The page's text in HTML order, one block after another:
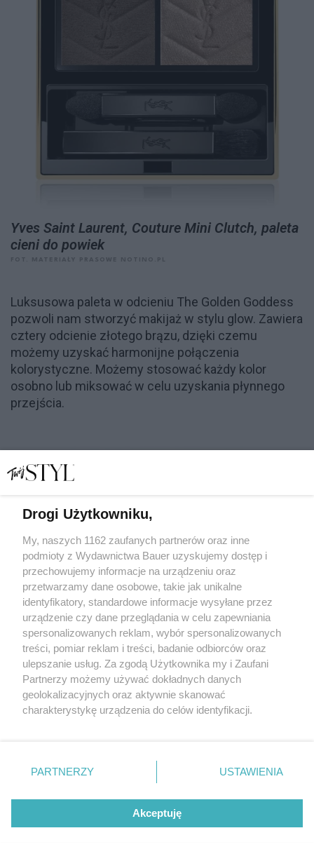
Yves Saint Laurent, Couture Mini Clutch, paleta
cieni do powiek
Luksusowa paleta w odcieniu The Golden Goddess
pozwoli nam stworzyć makijaż w stylu glow. Zawiera
cztery odcienie złotego brązu, dzięki czemu
możemy uzyskać harmonijne połączenia
kolorystyczne. Możemy stosować każdy kolor
osobno lub miksować w celu uzyskania płynnego
przejścia.
Talk, aleta cieni do powiek
Paleta cieni MAC pozwoli nam stworzyć zmysłowe
Drogi Użytkowniku,
My, naszych 1162 zaufanych partnerów oraz inne
podmioty z Wydawnictwa Bauer uzyskujemy dostęp i
przechowujemy informacje na urządzeniu oraz
przetwarzamy dane osobowe, takie jak unikalne
identyfikatory, standardowe informacje wysyłane przez
urządzenie czy dane przeglądania w celu zapewniania
spersonalizowanych reklam, wybór spersonalizowanych
treści, pomiar reklam i treści, badanie odbiorców oraz
ulepszanie usług. Za zgodą Użytkownika my i Zaufani
Partnerzy możemy używać dokładnych danych
geolokalizacyjnych oraz aktywnie skanować
charakterystykę urządzenia do celów identyfikacji.
zmienić/wycofać klikając przycisk ustawień prywatności
znajdujący się w lewym dolnym rogu strony
rodzaje przetwarzania danych nie wymagają zgody
użytkownika, ale masz prawo sprzeciwić się takiemu
PARTNERZY USTAWIENIA
Akceptuję